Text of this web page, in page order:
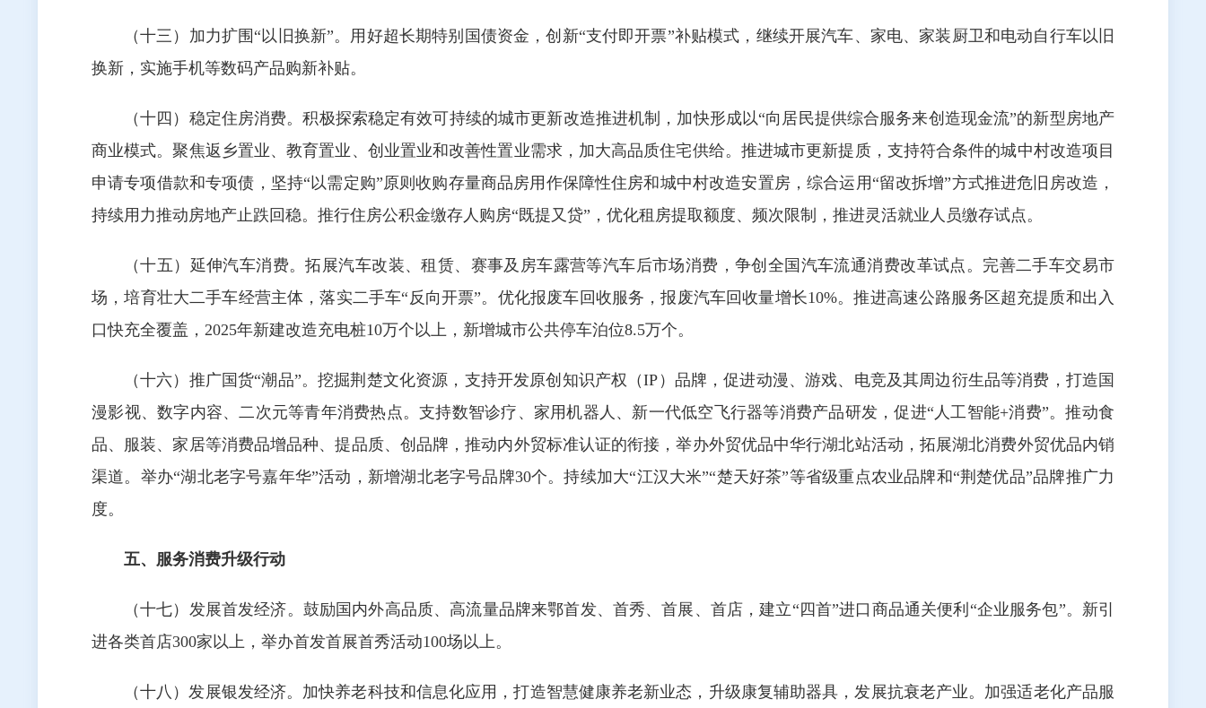
（十三）加力扩围“以旧换新”。用好超长期特别国债资金，创新“支付即开票”补贴模式，继续开展汽车、家电、家装厨卫和电动自行车以旧
换新，实施手机等数码产品购新补贴。
（十四）稳定住房消费。积极探索稳定有效可持续的城市更新改造推进机制，加快形成以“向居民提供综合服务来创造现金流”的新型房地产
商业模式。聚焦返乡置业、教育置业、创业置业和改善性置业需求，加大高品质住宅供给。推进城市更新提质，支持符合条件的城中村改造项目
申请专项借款和专项债，坚持“以需定购”原则收购存量商品房用作保障性住房和城中村改造安置房，综合运用“留改拆增”方式推进危旧房改造，
持续用力推动房地产止跌回稳。推行住房公积金缴存人购房“既提又贷”，优化租房提取额度、频次限制，推进灵活就业人员缴存试点。
（十五）延伸汽车消费。拓展汽车改装、租赁、赛事及房车露营等汽车后市场消费，争创全国汽车流通消费改革试点。完善二手车交易市
场，培育壮大二手车经营主体，落实二手车“反向开票”。优化报废车回收服务，报废汽车回收量增长10%。推进高速公路服务区超充提质和出入
口快充全覆盖，2025年新建改造充电桩10万个以上，新增城市公共停车泊位8.5万个。
（十六）推广国货“潮品”。挖掘荆楚文化资源，支持开发原创知识产权（IP）品牌，促进动漫、游戏、电竞及其周边衍生品等消费，打造国
漫影视、数字内容、二次元等青年消费热点。支持数智诊疗、家用机器人、新一代低空飞行器等消费产品研发，促进“人工智能+消费”。推动食
品、服装、家居等消费品增品种、提品质、创品牌，推动内外贸标准认证的衔接，举办外贸优品中华行湖北站活动，拓展湖北消费外贸优品内销
渠道。举办“湖北老字号嘉年华”活动，新增湖北老字号品牌30个。持续加大“江汉大米”“楚天好茶”等省级重点农业品牌和“荆楚优品”品牌推广力
度。
五、服务消费升级行动
（十七）发展首发经济。鼓励国内外高品质、高流量品牌来鄂首发、首秀、首展、首店，建立“四首”进口商品通关便利“企业服务包”。新引
进各类首店300家以上，举办首发首展首秀活动100场以上。
（十八）发展银发经济。加快养老科技和信息化应用，打造智慧健康养老新业态，升级康复辅助器具，发展抗衰老产业。加强适老化产品服